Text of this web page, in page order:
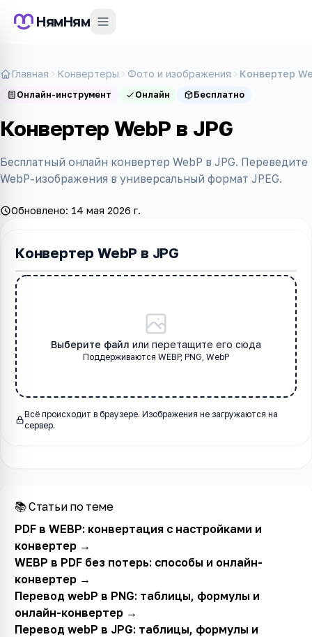
НямНям
Главная Конвертеры Фото и изображения Конвертер
Онлайн-инструмент Онлайн Бесплатно
Конвертер WebP в JPG
Бесплатный онлайн конвертер WebP в JPG. Переведите
WebP-изображения в универсальный формат JPEG.
Обновлено: 14 мая 2026 г.
Конвертер WebP в JPG
Выберите файл или перетащите его сюда
Поддерживаются WEBP, PNG, WebP
Всё происходит в браузере. Изображения не загружаются на
сервер.
📚 Статьи по теме
PDF в WEBP: конвертация с настройками и
конвертер→
WEBP в PDF без потерь: способы и онлайн-
конвертер→
Перевод webP в PNG: таблицы, формулы и
онлайн-конвертер→
Перевод webP в JPG: таблицы, формулы и